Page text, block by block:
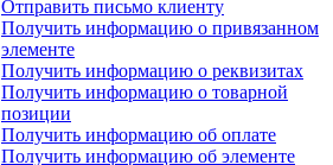
Отправить письмо клиенту
Получить информацию о привязанном
элементе
Получить информацию о реквизитах
Получить информацию о товарной
позиции
Получить информацию об оплате
Получить информацию об элементе